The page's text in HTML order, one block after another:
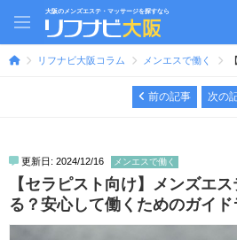
大阪のメンズエステ・マッサージを探すなら
リフナビ大阪コラム メンエスで働く
前の記事 次の
更新日: 2024/12/16 メンエスで働く
【セラピスト向け】メンズエ
る？安心して働くためのガイ